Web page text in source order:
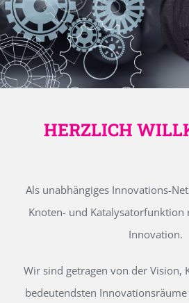
HERZLICH
Als unabhängiges Innovations-
Knoten- und Katalysatorfunktion
Innovation.
Wir sind getragen von der Vision,
bedeutendsten